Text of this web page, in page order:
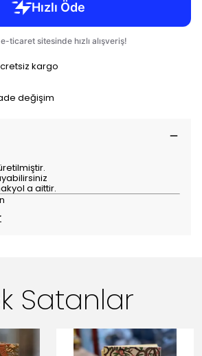
kargo
değişim
a aittir.
Satanlar